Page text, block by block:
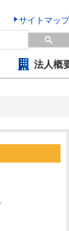
サイトマップ
法人概